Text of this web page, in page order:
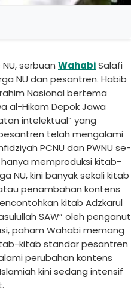
serbuan WahabiSalafi
NU dan pesantren. Habib
Nasional bertema
al-Hikam Depok Jawa
intelektual” yang
telah mengalami
PCNU dan PWNU se-
memproduksi kitab-
NU, kini banyak sekali kitab
penambahan kontens
kitab Adzkarul
SAW” oleh penganut
paham Wahabi memang
kitab standar pesantren
perubahan kontens
kini sedang intensif